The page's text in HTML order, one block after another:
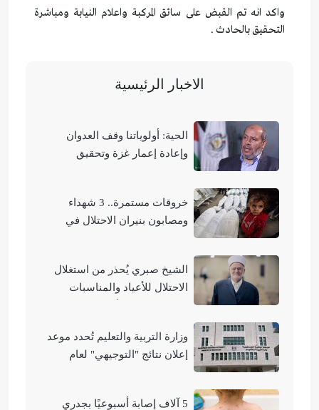
واكد انه تم القبض على سائق المركبة واعلام النيابة ومباشرة
التحقيق بالحادث .
الاخبار الرئيسية
الحية: أولوياتنا وقف العدوان
وإعادة إعمار غزة وتحقيق
خروقات مستمرة.. 3 شهداء
ومصابون بنيران الاحتلال في
الشيخ صبري يُحذر من استغلال
الاحتلال للأعياد والمناسبات
وزارة التربية والتعليم تُحدد موعد
إعلان نتائج "التوجيهي" لعام
5 آلاف إصابة أسبوعيًا بجدري